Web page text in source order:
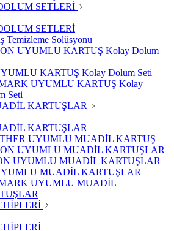
SETLERİ
SETLERİ
Temizleme Solüsyonu
UYUMLU KARTUŞ Kolay Dolum
KARTUŞ Kolay Dolum Seti
UYUMLU KARTUŞ Kolay
Seti
KARTUŞLAR
KARTUŞLAR
UYUMLU MUADİL KARTUŞ
UYUMLU MUADİL KARTUŞLAR
UYUMLU MUADİL KARTUŞLAR
MUADİL KARTUŞLAR
UYUMLU MUADİL